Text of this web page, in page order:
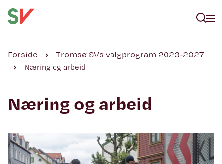
Forside Tromsø SVs valgprogram 2023-2027
Næring og arbeid
Næring og arbeid